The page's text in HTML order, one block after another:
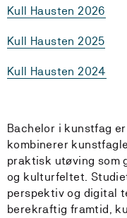
Kull Hausten 2026
Kull Hausten 2025
Kull Hausten 2024
Bachelor i kunstfag
kombinerer
praktisk utøving som
og kulturfeltet.
perspektiv og digital
berekraftig framtid,